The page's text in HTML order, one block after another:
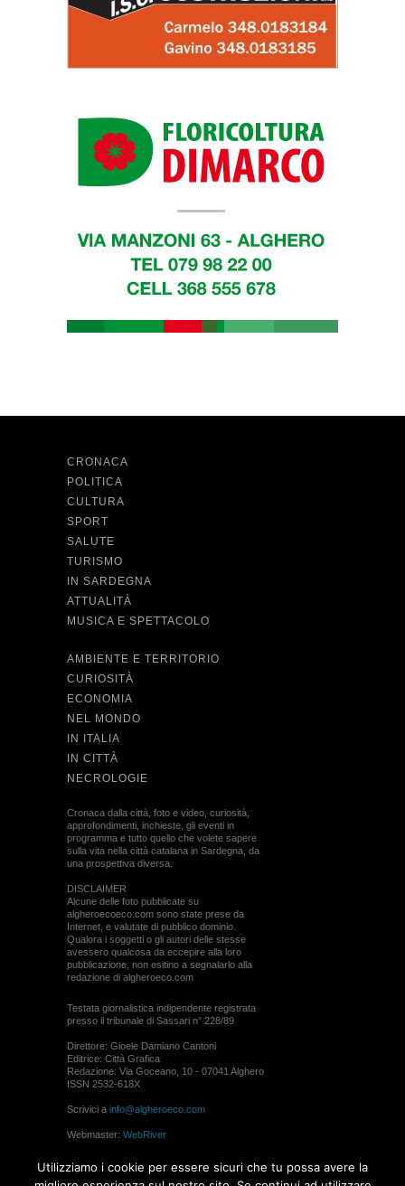
CRONACA
POLITICA
CULTURA
SPORT
SALUTE
TURISMO
IN SARDEGNA
ATTUALITÀ
MUSICA E SPETTACOLO
AMBIENTE E TERRITORIO
CURIOSITÀ
ECONOMIA
NEL MONDO
IN ITALIA
IN CITTÀ
NECROLOGIE
Cronaca dalla città, foto e video, curiosità,
approfondimenti, inchieste, gli eventi in
programma e tutto quello che volete sapere
sulla vita nella città catalana in Sardegna, da
una prospettiva diversa.
DISCLAIMER
Alcune delle foto pubblicate su
algheroecoeco.com sono state prese da
Internet, e valutate di pubblico dominio.
Qualora i soggetti o gli autori delle stesse
avessero qualcosa da eccepire alla loro
pubblicazione, non esitino a segnalarlo alla
redazione di algheroeco.com
Testata giornalistica indipendente registrata
presso il tribunale di Sassari n° 228/89
Direttore: Gioele Damiano Cantoni
Editrice: Città Grafica
Redazione: Via Goceano, 10 - 07041 Alghero
ISSN 2532-618X
Scrivici a info@algheroeco.com
Webmaster: WebRiver
permesso di algheroeco.com
Utilizziamo i cookie per essere sicuri che tu possa avere la